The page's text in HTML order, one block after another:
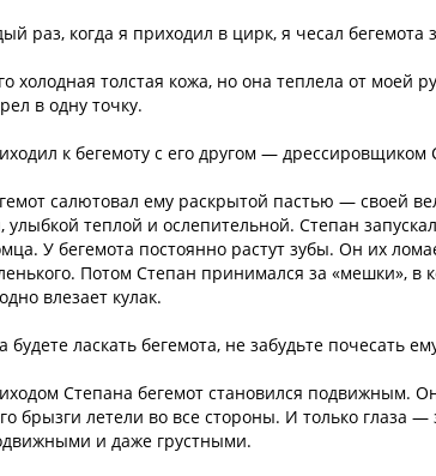
раз, когда я приходил в цирк, я чесал бегемота
холодная толстая кожа, но она теплела от моей
в одну точку.
к бегемоту с его другом — дрессировщиком
салютовал ему раскрытой пастью — своей
улыбкой теплой и ослепительной. Степан
У бегемота постоянно растут зубы. Он их
Потом Степан принимался за «мешки», в
влезает кулак.
будете ласкать бегемота, не забудьте почесать
Степана бегемот становился подвижным.
брызги летели во все стороны. И только глаза
и даже грустными.